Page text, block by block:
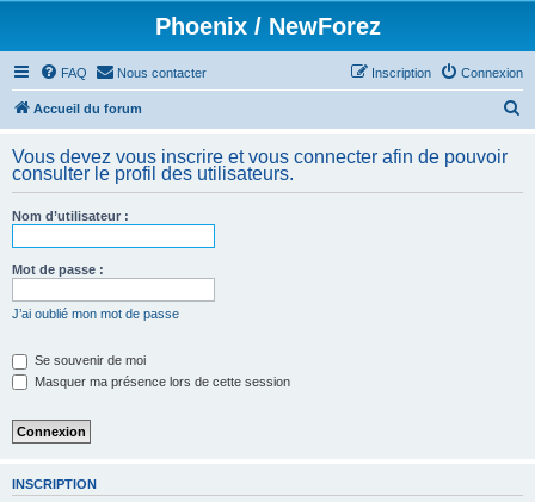
Phoenix / NewForez
FAQ Nous contacter Connexion
Inscription
Accueil du forum
h
Vous devez vous inscrire et vous connecter afin de pouvoir
consulter le profil des utilisateurs.
Nom d’utilisateur :
Mot de passe :
J’ai oublié mon mot de passe
Se souvenir de moi
Masquer ma présence lors de cette session
INSCRIPTION